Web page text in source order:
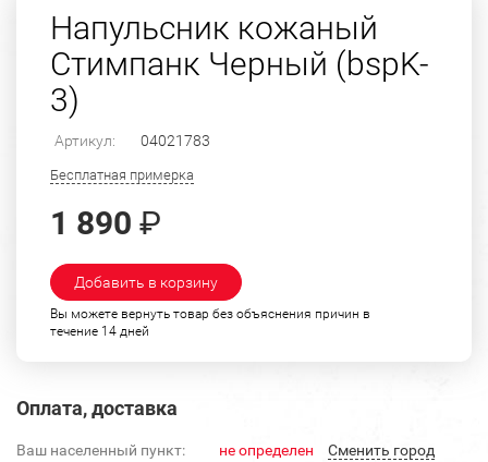
Напульсник кожаный
Стимпанк Черный (bspK-
3)
Артикул: 04021783
Бесплатная примерка
1 890 ₽
Добавить в корзину
Вы можете вернуть товар без объяснения причин в
течение 14 дней
Оплата, доставка
Ваш населенный пункт: не определен Cменить город